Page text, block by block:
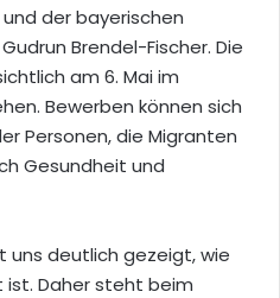
der bayerischen
Brendel-Fischer. Die
am 6. Mai im
Bewerben können sich
Personen, die Migranten
Gesundheit und
uns deutlich gezeigt, wie
ist. Daher steht beim